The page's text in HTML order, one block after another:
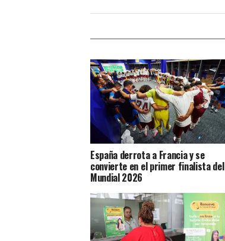
España derrota a Francia y se
convierte en el primer finalista del
Mundial 2026